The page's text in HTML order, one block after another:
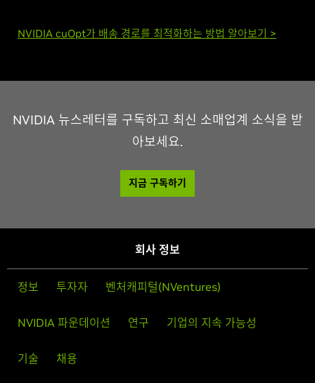
NVIDIA cuOpt가 배송 경로를 최적화하는 방법 알아보기 >
NVIDIA 뉴스레터를 구독하고 최신 소매업계 소식을 받
아보세요.
지금 구독하기
회사 정보
정보 투자자 벤처캐피털(NVentures)
NVIDIA 파운데이션 연구 기업의 지속 가능성
기술 채용